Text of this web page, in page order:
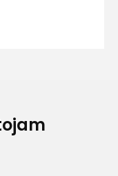
- 3801
noteikumiem
saņemt